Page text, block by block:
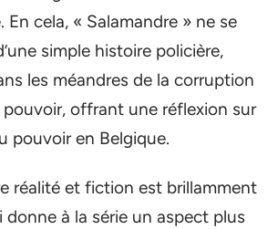
En cela, « Salamandre » ne se
simple histoire policière,
les méandres de la corruption
pouvoir, offrant une réflexion sur
pouvoir en Belgique.
réalité et fiction est brillamment
donne à la série un aspect plus